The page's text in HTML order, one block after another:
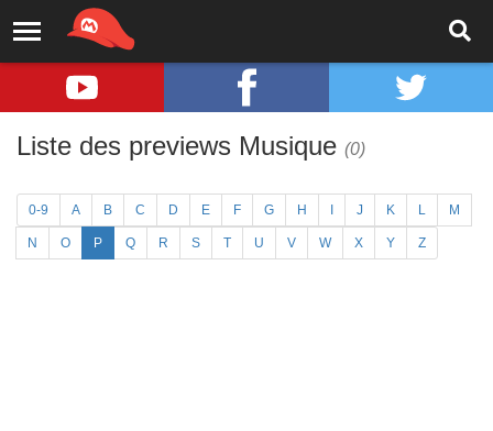
Liste des previews Musique (0)
0-9 A B C D E F G H J K L M
N O P Q R S T U V W X Y Z